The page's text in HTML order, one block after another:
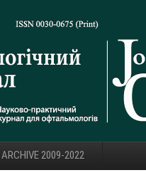
ARCHIVE 2009-2022